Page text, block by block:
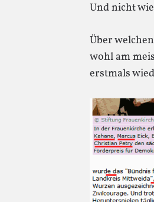
Und nicht
Über
wohl am
erstmals